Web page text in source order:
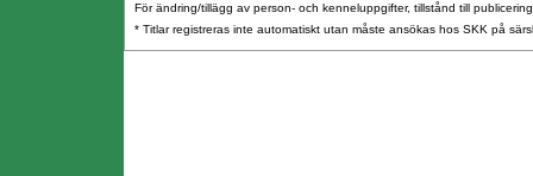
För ändring/tillägg av person- och kenneluppgifter, tillstånd till
* Titlar registreras inte automatiskt utan måste ansökas hos SKK på